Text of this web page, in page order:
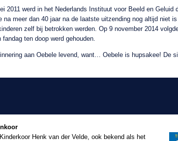
Henk van der Velde, ook bekend als het
2011 werd in het Nederlands Instituut voor Beeld en Geluid
na meer dan 40 jaar na de laatste uitzending nog altijd niet
zelf bij betrokken werden. Op 9 november 2014
ten doop werd gehouden.
aan Oebele levend, want… Oebele is hupsakee! De